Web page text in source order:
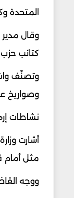
المتحدة
وقال
كتائب
وتصنّف
وصواريخ
نشاطات
أشارت
مثل أمام
ووجه